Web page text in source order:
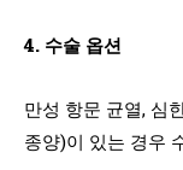
4. 수술 옵션
만성 항문 균열, 심
종양)이 있는 경우